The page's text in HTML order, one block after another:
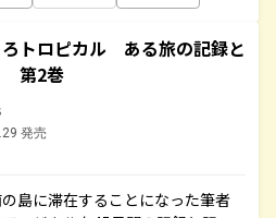
ろトロピカル ある旅の記録と
第2巻
発売
島に滞在することになった筆者